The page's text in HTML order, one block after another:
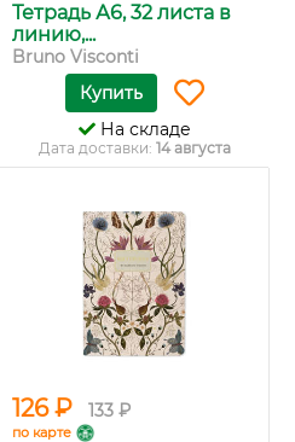
Тетрадь А6, 32 листа в
линию,...
Bruno Visconti
Купить
На складе
Дата доставки: 14 августа
126 ₽ 133 ₽
по карте